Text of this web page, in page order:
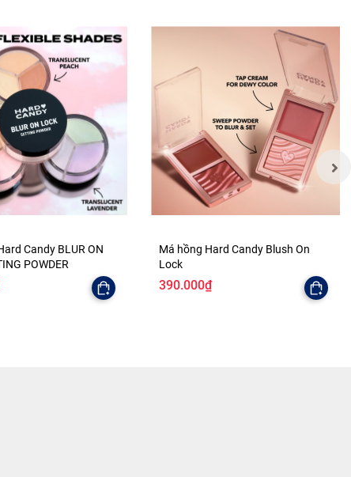
Candy BLUR ON
POWDER
Má hồng Hard Candy Blush On
Lock
390.000₫